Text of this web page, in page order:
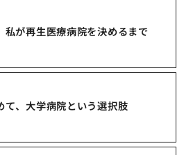
私が再生医療病院を決めるまで
て、大学病院という選択肢